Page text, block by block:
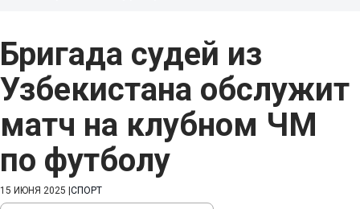
Бригада судей из
Узбекистана обслужит
матч на клубном ЧМ
по футболу
15 ИЮНЯ 2025 СПОРТ